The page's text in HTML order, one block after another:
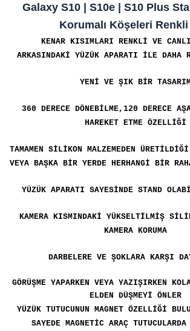
Galaxy S10 | S10e | S10 Plus
Korumalı Köşeleri Renkli
KENAR KISIMLARI RENKLİ VE CANLI
ARKASINDAKİ YÜZÜK APARATI İLE DAHA
YENİ VE ŞIK BİR TASARIM
360 DERECE DÖNEBİLME,120 DERECE
HAREKET ETME ÖZELLİĞİ
TAMAMEN SİLİKON MALZEMEDEN
VEYA BAŞKA BİR YERDE HERHANGİ BİR
YÜZÜK APARATI SAYESİNDE STAND
KAMERA KISMINDAKİ YÜKSELTİLMİŞ
KAMERA KORUMA
DARBELERE VE ŞOKLARA KARŞI
GÖRÜŞME YAPARKEN VEYA YAZIŞIRKEN
ELDEN DÜŞMEYİ ÖNLER
YÜZÜK TUTUCUNUN MAGNET ÖZELLİĞİ
SAYEDE MAGNETİC ARAÇ